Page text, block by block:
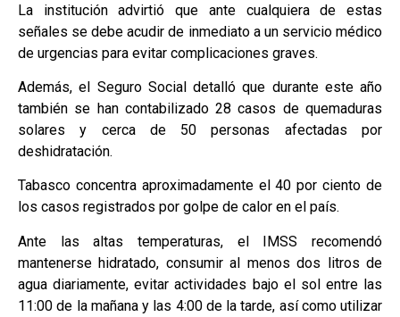
La institución advirtió que ante cualquiera de estas
señales se debe acudir de inmediato a un servicio médico
de urgencias para evitar complicaciones graves.
Además, el Seguro Social detalló que durante este año
también se han contabilizado 28 casos de quemaduras
solares y cerca de 50 personas afectadas por
deshidratación.
Tabasco concentra aproximadamente el 40 por ciento de
los casos registrados por golpe de calor en el país.
Ante las altas temperaturas, el IMSS recomendó
mantenerse hidratado, consumir al menos dos litros de
agua diariamente, evitar actividades bajo el sol entre las
11:00 de la mañana y las 4:00 de la tarde, así como utilizar